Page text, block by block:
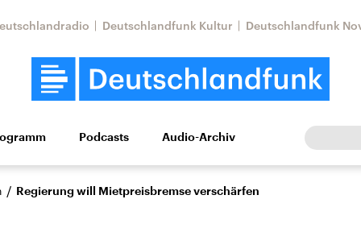
Deutschlandfunk Kultur Deutschlandfunk
Wissen Kultur Europa
Podcasts Audio-Archiv
/ Regierung will Mietpreisbremse verschärfen